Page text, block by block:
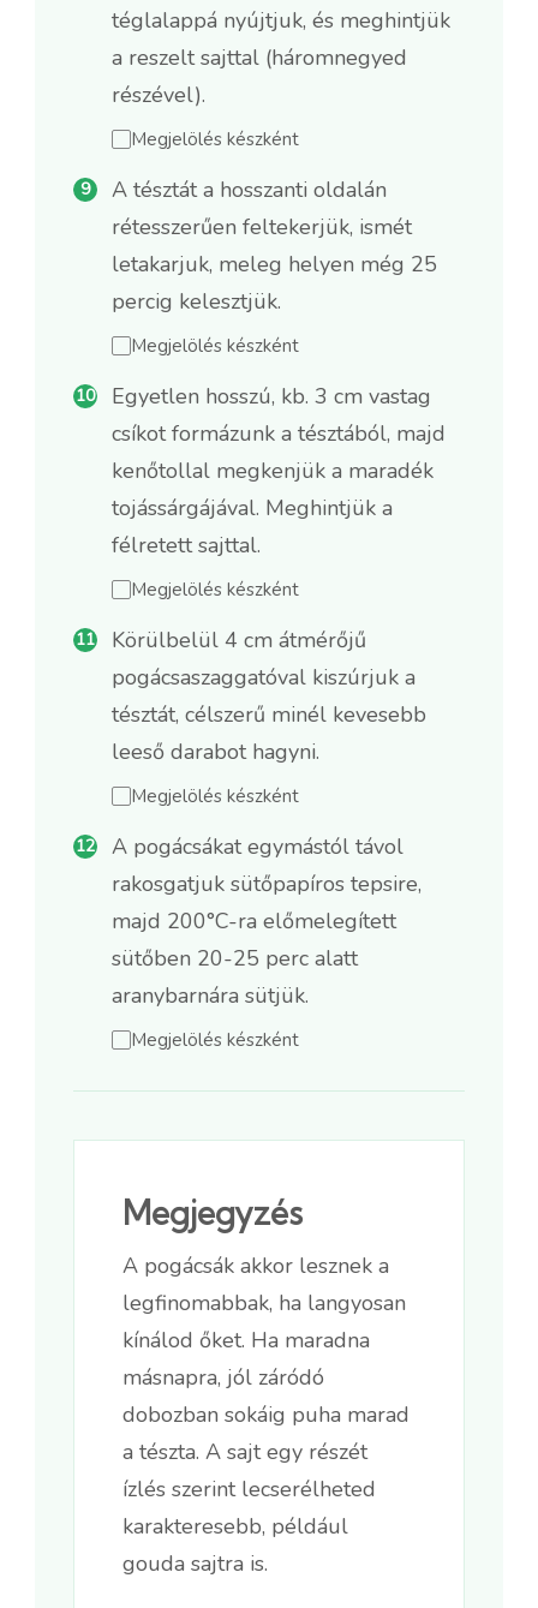
téglalappá nyújtjuk, és meghintjük
a reszelt sajttal (háromnegyed
részével).
Megjelölés készként
A tésztát a hosszanti oldalán
rétesszerűen feltekerjük, ismét
letakarjuk, meleg helyen még 25
percig kelesztjük.
Megjelölés készként
Egyetlen hosszú, kb. 3 cm vastag
csíkot formázunk a tésztából, majd
kenőtollal megkenjük a maradék
tojássárgájával. Meghintjük a
félretett sajttal.
Megjelölés készként
Körülbelül 4 cm átmérőjű
pogácsaszaggatóval kiszúrjuk a
tésztát, célszerű minél kevesebb
leeső darabot hagyni.
Megjelölés készként
A pogácsákat egymástól távol
rakosgatjuk sütőpapíros tepsire,
majd 200°C-ra előmelegített
sütőben 20-25 perc alatt
aranybarnára sütjük.
Megjelölés készként
Megjegyzés
A pogácsák akkor lesznek a
legfinomabbak, ha langyosan
kínálod őket. Ha maradna
másnapra, jól záródó
dobozban sokáig puha marad
a tészta. A sajt egy részét
ízlés szerint lecserélheted
karakteresebb, például
gouda sajtra is.